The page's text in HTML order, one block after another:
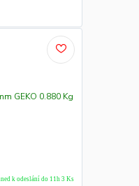
k odeslání do 11h 3 Ks